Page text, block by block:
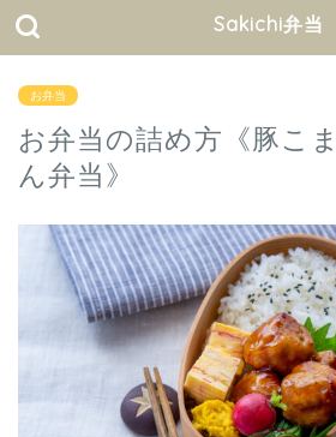
Sakichi弁当
お弁当
お弁当の詰め方《豚こ
ん弁当》